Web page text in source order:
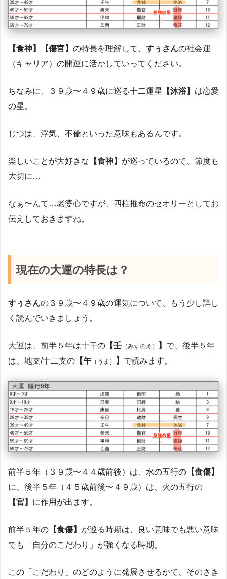
【食神】【傷官】 の特長を理解して、 すぅさんの社会運
（キャリア）の開運に活かしていってください。
ちなみに、３９歳〜４９歳に巡る十二運星 【沐浴】 は恋愛
の星。
じつは、浮気、不倫といった意味もあるんです。
楽しいことが大好きな 【食神】 が巡っているので、節度も
大切に…
なぁ〜んて…老婆心ですが、四柱推命のセオリーとしてお
伝えしておきますね。
現在の大運の特長は？
すぅさんの３９歳〜４９歳の運気について、もう少し詳し
く読んでいきましょう。
大運は、前半５年は十干の 【壬 （みずのえ） 】 で、後半５年
は、地支/十二支の 【午 （うま） 】 で読みます。
前半５年（３９歳〜４４歳前後）は、水の五行の 【食傷】
に、後半５年（４５歳前後〜４９歳）は、火の五行の
【官】 に作用が出ます。
前半５年の 【食傷】 が巡る時期は、良い意味でも悪い意味
でも「自分のこだわり」が強くなる時期。
この「こだわり」のどのように発展させるかで、そのさき